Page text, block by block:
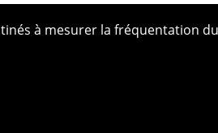
à mesurer la fréquentation